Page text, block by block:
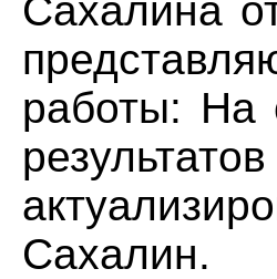
Сахалина
работы: На
Сахалин.